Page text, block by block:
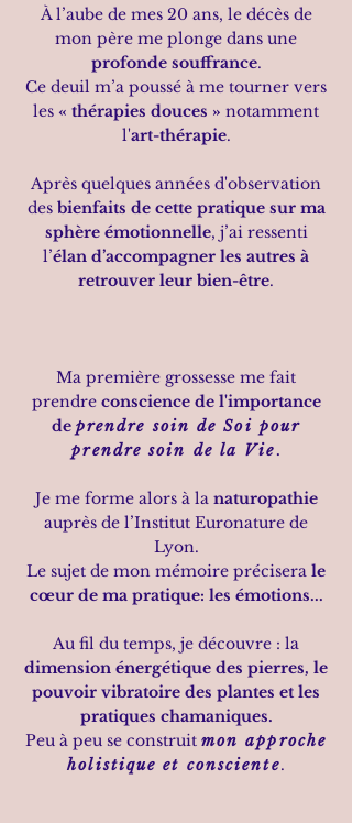
​​À l’aube de mes 20 ans, le décès de
mon père me plonge dans une
profonde souffrance.
Ce deuil m’a poussé à me tourner vers
les « thérapies douces » notamment
l'art-thérapie.
Après quelques années d'observation
des bienfaits de cette pratique sur ma
sphère émotionnelle, j’ai ressenti
l’élan d’accompagner les autres à
retrouver leur bien-être.
Ma première grossesse me fait
prendre conscience de l'importance
de prendre soin de Soi pour
prendre soin de la Vie.
Je me forme alors à la naturopathie
auprès de l’Institut Euronature de
Lyon.
Le sujet de mon mémoire précisera le
cœur de ma pratique: les émotions...
Au fil du temps, je découvre : la
dimension énergétique des pierres, le
pouvoir vibratoire des plantes et les
pratiques chamaniques.
Peu à peu se construit mon approche
holistique et consciente.